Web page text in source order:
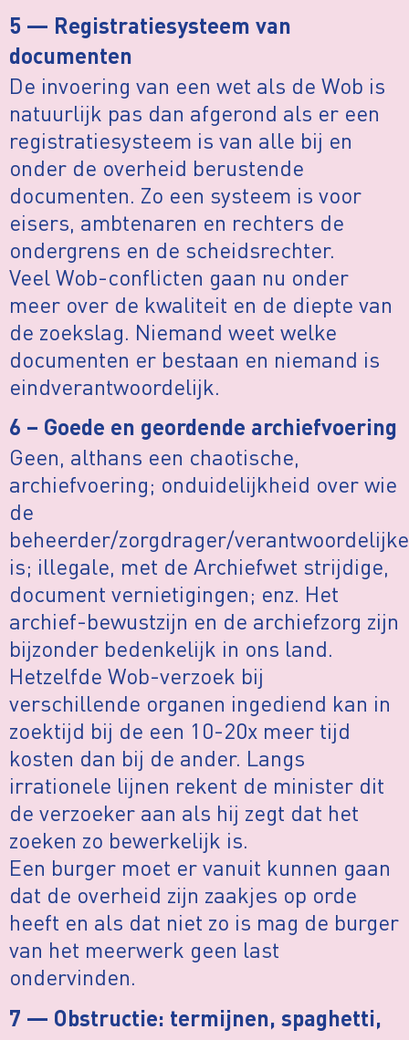
5 — Registratiesysteem van
documenten
De invoering van een wet als de Wob is
natuurlijk pas dan afgerond als er een
registratiesysteem is van alle bij en
onder de overheid berustende
documenten. Zo een systeem is voor
eisers, ambtenaren en rechters de
ondergrens en de scheidsrechter.
Veel Wob-conflicten gaan nu onder
meer over de kwaliteit en de diepte van
de zoekslag. Niemand weet welke
documenten er bestaan en niemand is
eindverantwoordelijk.
6 – Goede en geordende archiefvoering
Geen, althans een chaotische,
archiefvoering; onduidelijkheid over wie
de
beheerder/zorgdrager/verantwoordelijke
is; illegale, met de Archiefwet strijdige,
document vernietigingen; enz. Het
archief-bewustzijn en de archiefzorg zijn
bijzonder bedenkelijk in ons land.
Hetzelfde Wob-verzoek bij
verschillende organen ingediend kan in
zoektijd bij de een 10-20x meer tijd
kosten dan bij de ander. Langs
irrationele lijnen rekent de minister dit
de verzoeker aan als hij zegt dat het
zoeken zo bewerkelijk is.
Een burger moet er vanuit kunnen gaan
dat de overheid zijn zaakjes op orde
heeft en als dat niet zo is mag de burger
van het meerwerk geen last
ondervinden.
7 — Obstructie: termijnen, spaghetti,